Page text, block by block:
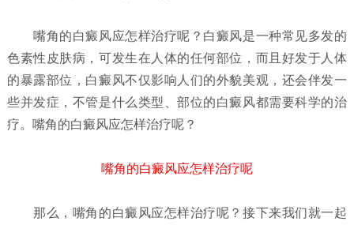
嘴角的白癜风应怎样治疗呢？ 白癜风是一种常见多发的
色素性皮肤病，可发生在人体的任何部位，而且好发于人体
的暴露部位，白癜风不仅影响人们的外貌美观，还会伴发一
些并发症，不管是什么类型、部位的白癜风都需要科学的治
疗。嘴角的白癜风应怎样治疗呢？
嘴角的白癜风应怎样治疗呢
那么，嘴角的白癜风应怎样治疗呢？接下来我们就一起